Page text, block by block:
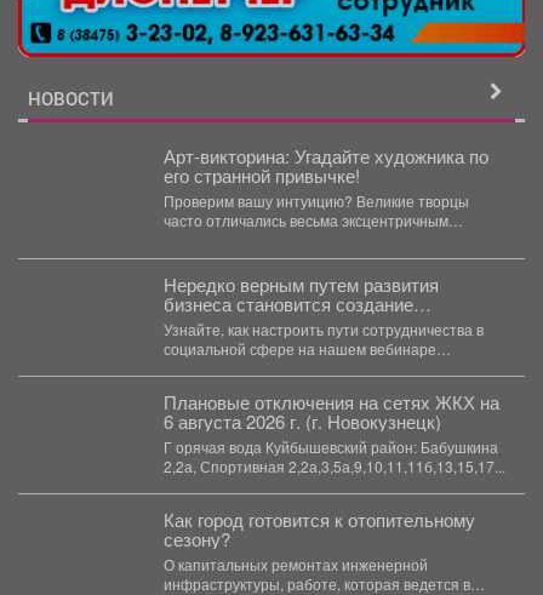
НОВОСТИ
Арт-викторина: Угадайте художника по
его странной привычке!
Проверим вашу интуицию? Великие творцы
часто отличались весьма эксцентричным
правильного...
Нередко верным путем развития
бизнеса становится создание
совместных проектов, работа в команде
и даже полномасштабные объединения.
Узнайте, как настроить пути сотрудничества в
социальной сфере на нашем вебинаре
Плановые отключения на сетях ЖКХ на
6 августа 2026 г. (г. Новокузнецк)
Г орячая вода Куйбышевский район: Бабушкина
2,2а, Спортивная 2,2а,3,5а,9,10,11,11б,13,15,17...
Как город готовится к отопительному
сезону?
О капитальных ремонтах инженерной
инфраструктуры, работе, которая ведется в